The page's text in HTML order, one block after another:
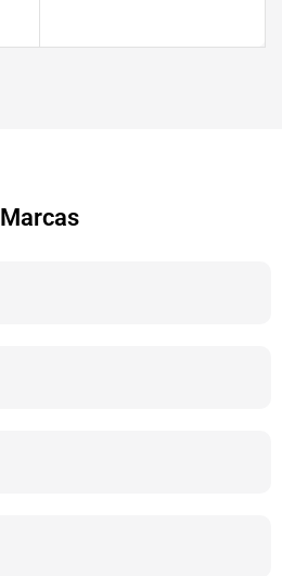
Marcas